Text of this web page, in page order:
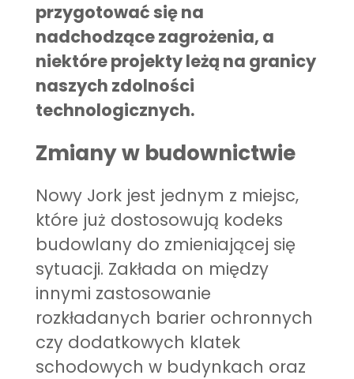
przygotować się na
nadchodzące zagrożenia, a
niektóre projekty leżą na granicy
naszych zdolności
technologicznych.
Zmiany w budownictwie
Nowy Jork jest jednym z miejsc,
które już dostosowują kodeks
budowlany do zmieniającej się
sytuacji. Zakłada on między
innymi zastosowanie
rozkładanych barier ochronnych
czy dodatkowych klatek
schodowych w budynkach oraz